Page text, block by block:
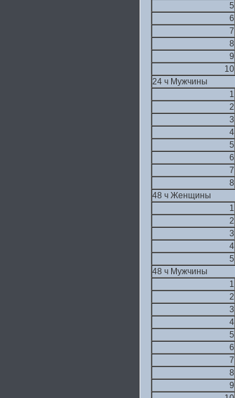
5
6
7
8
9
10
24 ч Мужчины
1
2
3
4
5
6
7
8
48 ч Женщины
1
2
3
4
5
48 ч Мужчины
1
2
3
4
5
6
7
8
9